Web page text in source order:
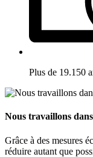
Plus de 19.150
Nous travaillons
Grâce à des mesures
réduire autant que